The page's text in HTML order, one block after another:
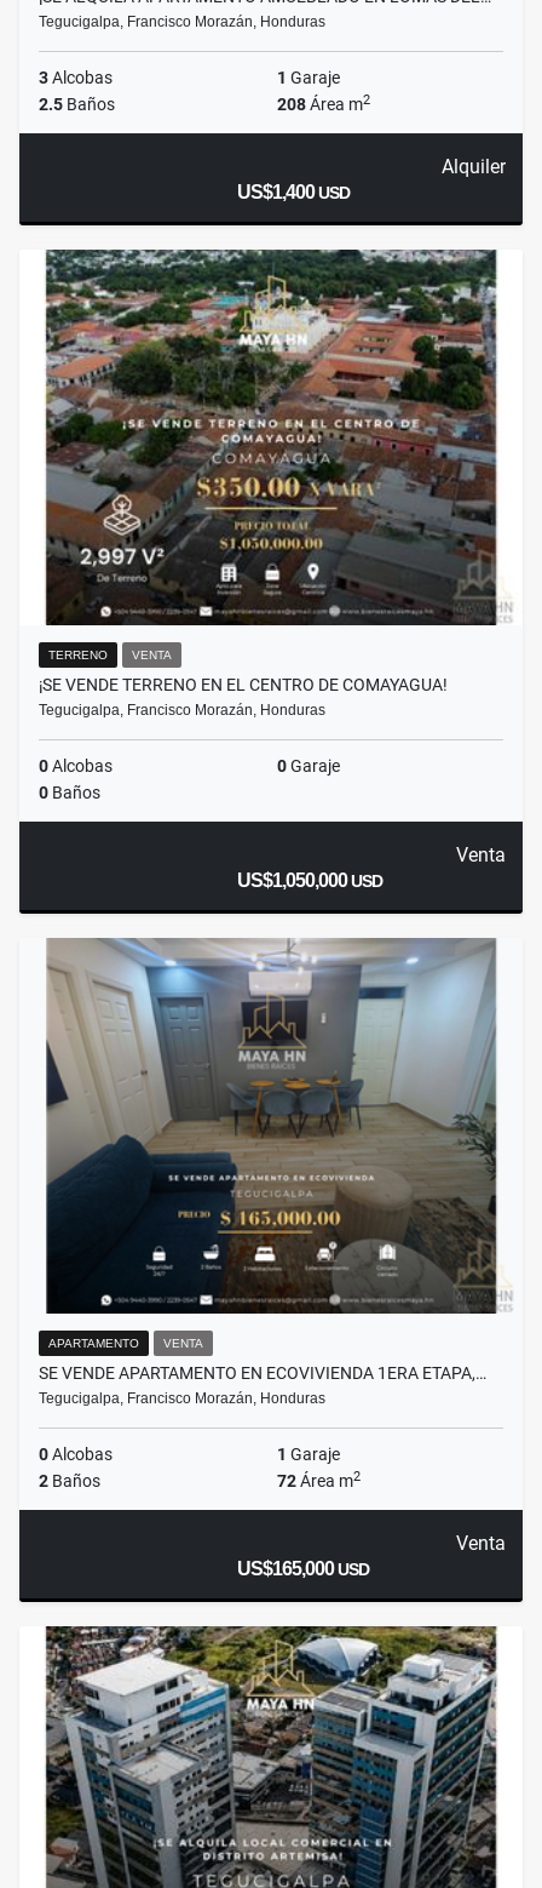
Tegucigalpa, Francisco Morazán, Honduras
3Alcobas 1 Garaje
2.5 Baños 208Área m2
Alquiler
US$1,400USD
TERRENO VENTA
¡SE VENDE TERRENO EN EL CENTRO DE COMAYAGUA!
Tegucigalpa, Francisco Morazán, Honduras
0Alcobas 0Garaje
0 Baños
Venta
US$1,050,000USD
APARTAMENTO VENTA
SE VENDE APARTAMENTO EN ECOVIVIENDA 1ERA ETAPA,…
Tegucigalpa, Francisco Morazán, Honduras
0Alcobas 1 Garaje
2 Baños 72Área m2
Venta
US$165,000USD